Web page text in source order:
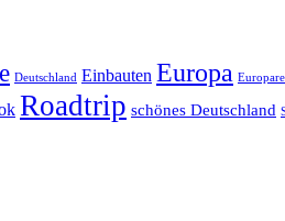
Deutschland Einbauten Europa
Roadtrip schönes Deutschland